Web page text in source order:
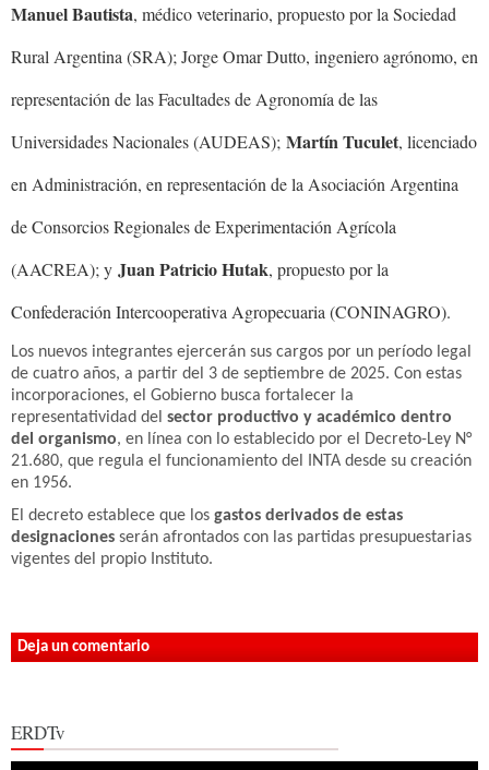
Manuel Bautista, médico veterinario, propuesto por la Sociedad
Rural Argentina (SRA); Jorge Omar Dutto, ingeniero agrónomo, en
representación de las Facultades de Agronomía de las
Universidades Nacionales (AUDEAS); Martín Tuculet, licenciado
en Administración, en representación de la Asociación Argentina
de Consorcios Regionales de Experimentación Agrícola
(AACREA); y Juan Patricio Hutak, propuesto por la
Confederación Intercooperativa Agropecuaria (CONINAGRO).
Los nuevos integrantes ejercerán sus cargos por un período legal
de cuatro años, a partir del 3 de septiembre de 2025. Con estas
incorporaciones, el Gobierno busca fortalecer la
representatividad del sector productivo y académico dentro
del organismo, en línea con lo establecido por el Decreto-Ley N°
21.680, que regula el funcionamiento del INTA desde su creación
en 1956.
El decreto establece que los gastos derivados de estas
designaciones serán afrontados con las partidas presupuestarias
vigentes del propio Instituto.
Deja un comentario
ERDTv